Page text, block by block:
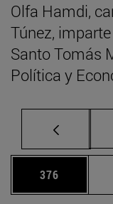
Olfa Hamdi,
Túnez,
Santo Tomás
Política y
Página
376